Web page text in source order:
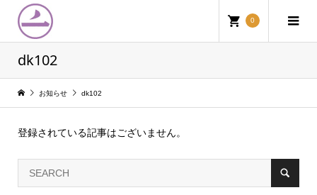
0
dk102
お知らせ dk102
登録されている記事はございません。